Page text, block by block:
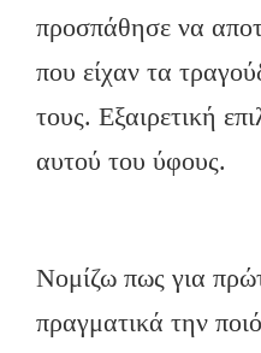
προσπάθησε να
που είχαν τα
τους. Εξαιρετική
αυτού του ύφους.
Νομίζω πως για
πραγματικά την